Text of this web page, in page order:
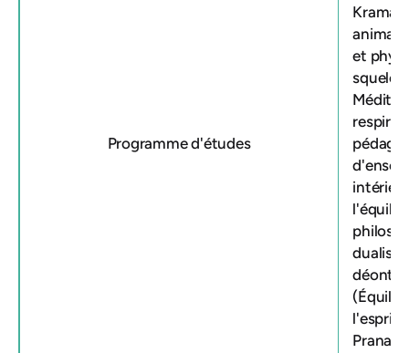
Programme d'études
Krama
et
l'esprit)
Prana